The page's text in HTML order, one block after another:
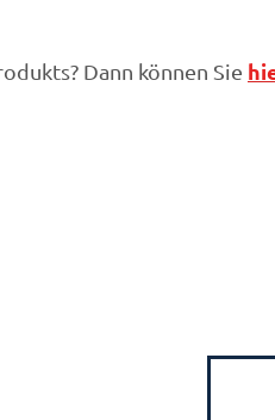
Dann können Sie